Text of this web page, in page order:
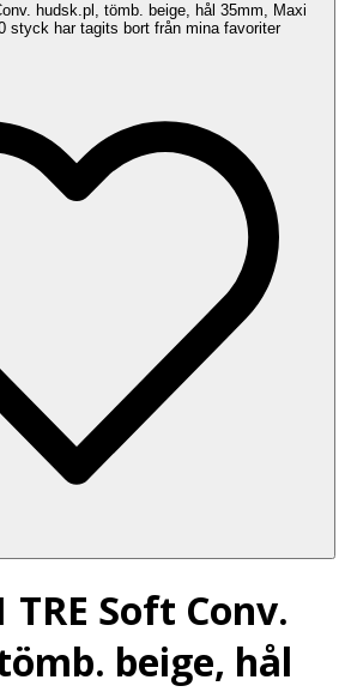
hudsk.pl, tömb. beige, hål 35mm, Maxi
styck har tagits bort från mina favoriter
Soft Conv.
beige, hål